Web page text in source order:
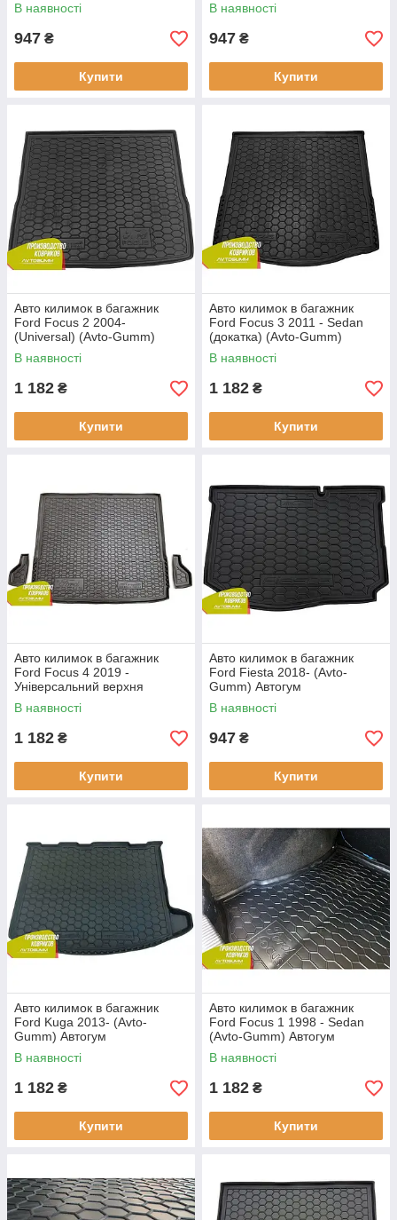
В наявності
947 ₴
Купити
В наявності
947 ₴
Купити
Авто килимок в багажник
Ford Focus 2 2004-
(Universal) (Avto-Gumm)
Автогум
В наявності
1 182 ₴
Купити
Авто килимок в багажник
Ford Focus 3 2011 - Sedan
(докатка) (Avto-Gumm)
Автогум
В наявності
1 182 ₴
Купити
Авто килимок в багажник
Ford Focus 4 2019 -
Універсальний верхня
полиця (Avto-Gumm) Автогум
В наявності
1 182 ₴
Купити
Авто килимок в багажник
Ford Fiesta 2018- (Avto-
Gumm) Автогум
В наявності
947 ₴
Купити
Авто килимок в багажник
Ford Kuga 2013- (Avto-
Gumm) Автогум
В наявності
1 182 ₴
Купити
Авто килимок в багажник
Ford Focus 1 1998 - Sedan
(Avto-Gumm) Автогум
В наявності
1 182 ₴
Купити